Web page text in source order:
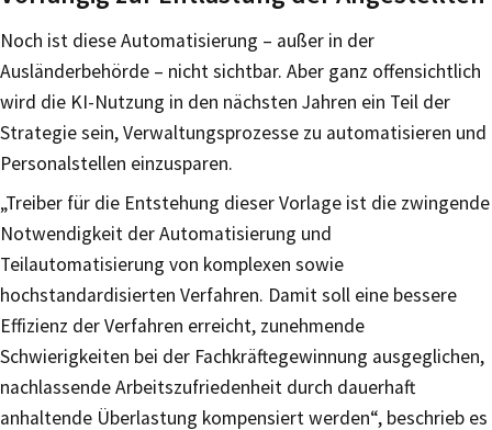
Noch ist diese Automatisierung – außer in der
Ausländerbehörde – nicht sichtbar. Aber ganz offensichtlich
wird die KI-Nutzung in den nächsten Jahren ein Teil der
Strategie sein, Verwaltungsprozesse zu automatisieren und
Personalstellen einzusparen.
„Treiber für die Entstehung dieser Vorlage ist die zwingende
Notwendigkeit der Automatisierung und
Teilautomatisierung von komplexen sowie
hochstandardisierten Verfahren. Damit soll eine bessere
Effizienz der Verfahren erreicht, zunehmende
Schwierigkeiten bei der Fachkräftegewinnung ausgeglichen,
nachlassende Arbeitszufriedenheit durch dauerhaft
anhaltende Überlastung kompensiert werden“, beschrieb es